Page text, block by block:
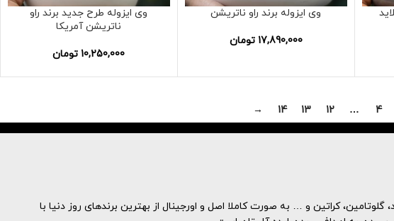
وی ایزوله برند راو ناتریشن
17,890,000 تومان
وی ایزوله طرح جدید برند راو
ناتریشن آمریکا
10,250,000 تومان
4
…
12
13
14
→
کراتین و … به صورت کاملا اصل و اورجینال از بهترین برندهای روز دنیا با